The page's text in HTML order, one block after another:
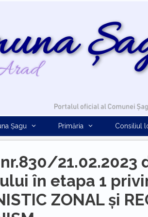
Șagu Primăria Consiliul
în etapa 1
ZONAL și